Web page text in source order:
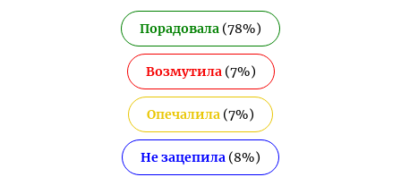
Порадовала (78%)
Возмутила(7%)
Опечалила (7%)
Не зацепила (8%)